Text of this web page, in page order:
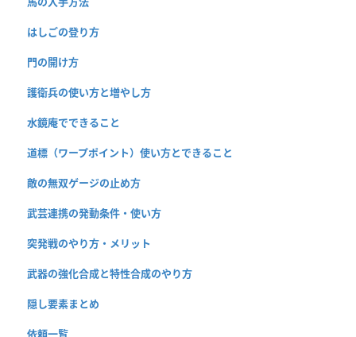
はしごの登り方
門の開け方
護衛兵の使い方と増やし方
水鏡庵でできること
道標（ワープポイント）使い方とできること
敵の無双ゲージの止め方
武芸連携の発動条件・使い方
突発戦のやり方・メリット
武器の強化合成と特性合成のやり方
隠し要素まとめ
依頼一覧